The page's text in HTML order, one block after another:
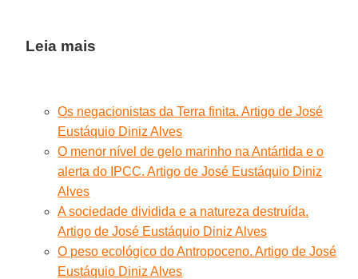
Leia mais
Os negacionistas da Terra finita. Artigo de José
Eustáquio Diniz Alves
O menor nível de gelo marinho na Antártida e o
alerta do IPCC. Artigo de José Eustáquio Diniz
Alves
A sociedade dividida e a natureza destruída.
Artigo de José Eustáquio Diniz Alves
O peso ecológico do Antropoceno. Artigo de José
Eustáquio Diniz Alves